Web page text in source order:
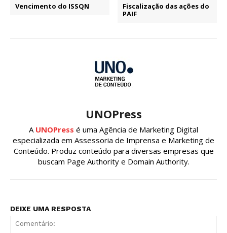
Vencimento do ISSQN
Fiscalização das ações do
PAIF
UNOPress
A UNOPress é uma Agência de Marketing Digital
especializada em Assessoria de Imprensa e Marketing de
Conteúdo. Produz conteúdo para diversas empresas que
buscam Page Authority e Domain Authority.
DEIXE UMA RESPOSTA